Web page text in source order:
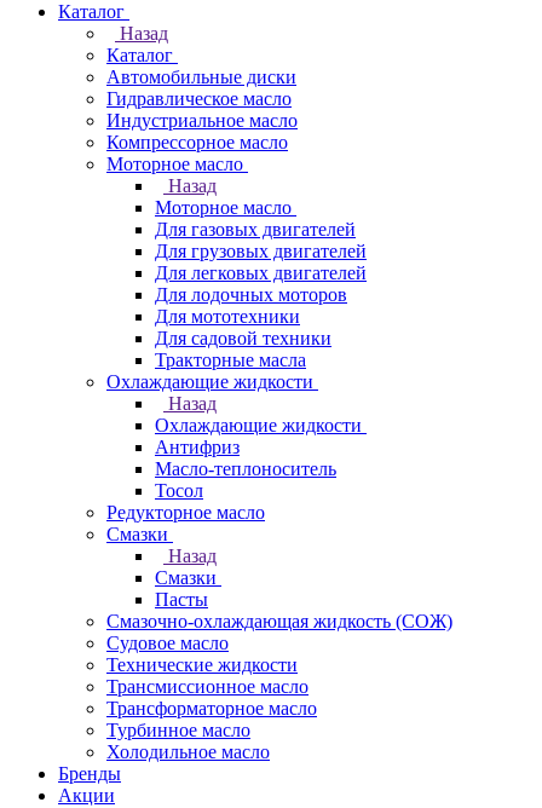
Каталог
Назад
Каталог
Автомобильные диски
Гидравлическое масло
Индустриальное масло
Компрессорное масло
Моторное масло
Назад
Моторное масло
Для газовых двигателей
Для грузовых двигателей
Для легковых двигателей
Для лодочных моторов
Для мототехники
Для садовой техники
Тракторные масла
Охлаждающие жидкости
Назад
Охлаждающие жидкости
Антифриз
Масло-теплоноситель
Тосол
Редукторное масло
Смазки
Назад
Смазки
Пасты
Смазочно-охлаждающая жидкость (СОЖ)
Судовое масло
Технические жидкости
Трансмиссионное масло
Трансформаторное масло
Турбинное масло
Холодильное масло
Бренды
Акции